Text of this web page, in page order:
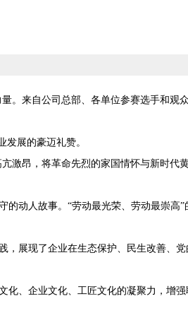
。来自公司总部、各单位参赛选手和观
展的豪迈礼赞。
激昂，将革命先烈的家国情怀与新时代
动人故事。“劳动最光荣、劳动最崇高”
展现了企业在生态保护、民生改善、党
、企业文化、工匠文化的凝聚力，增强